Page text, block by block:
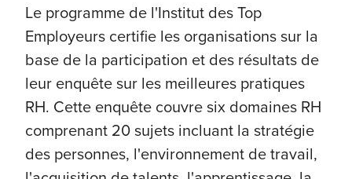
Le programme de l'Institut des Top
Employeurs certifie les organisations sur la
base de la participation et des résultats de
leur enquête sur les meilleures pratiques
RH. Cette enquête couvre six domaines RH
comprenant 20 sujets incluant la stratégie
des personnes, l'environnement de travail,